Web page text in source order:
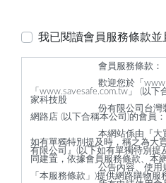
我已閱讀會員服務條款並